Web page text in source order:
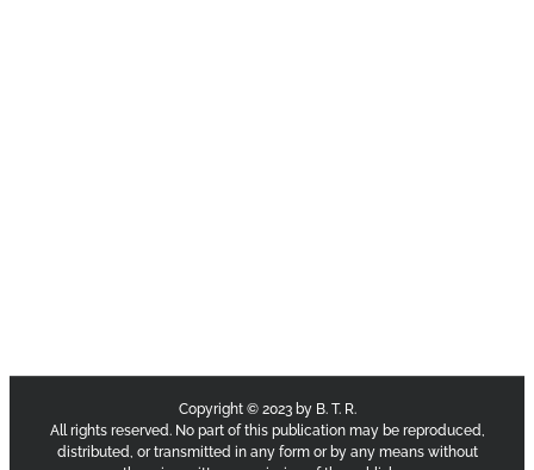
Copyright © 2023 by B. T. R.
All rights reserved. No part of this publication may be reproduced,
distributed, or transmitted in any form or by any means without